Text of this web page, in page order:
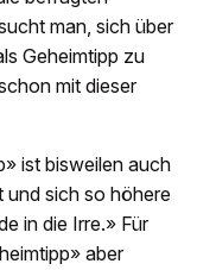
man, sich über
Geheimtipp zu
mit dieser
ist bisweilen auch
und sich so höhere
in die Irre.» Für
aber